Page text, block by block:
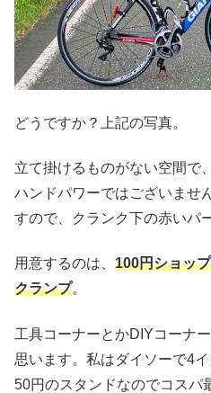
どうですか？上記の写真。
立て掛けるものがない空間で
ハンドパワーではございませ
すので、クランク下の赤いパ
用意するのは、 100円ショッ
クランプ。
工具コーナーとかDIYコーナ
思います。私はダイソーで4
50円のスタンドなのでコスパ